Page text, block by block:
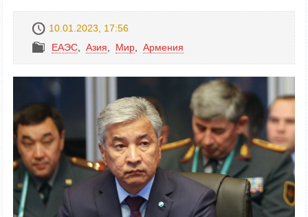
10.01.2023, 17:56
ЕАЭС
Азия Mир Армения